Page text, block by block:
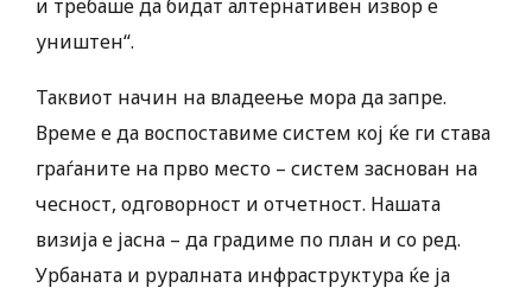
и требаше да бидат алтернативен извор е
уништен“.
Таквиот начин на владеење мора да запре.
Време е да воспоставиме систем кој ќе ги става
граѓаните на прво место – систем заснован на
чесност, одговорност и отчетност. Нашата
визија е јасна – да градиме по план и со ред.
Урбаната и руралната инфраструктура ќе ја